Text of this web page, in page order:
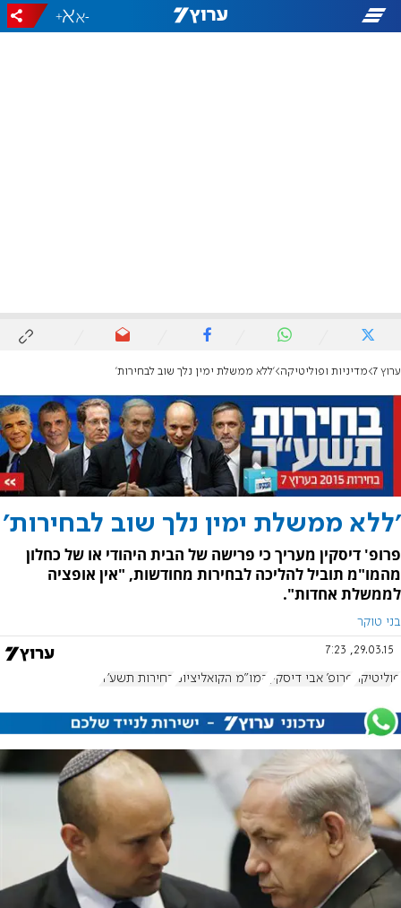
-
+
ערוץ 7 מדיניות ופוליטיקה 'ללא ממשלת ימין נלך שוב לבחירות'
'ללא ממשלת ימין נלך שוב לבחירות'
פרופ' דיסקין מעריך כי פרישה של הבית היהודי או של כחלון
מהמו"מ תוביל להליכה לבחירות מחודשות, "אין אופציה
לממשלת אחדות".
בני טוקר
29.03.15, 7:23
פוליטיקה פרופ' אבי דיסקין המו"מ הקואליציוני בחירות תשע"ה